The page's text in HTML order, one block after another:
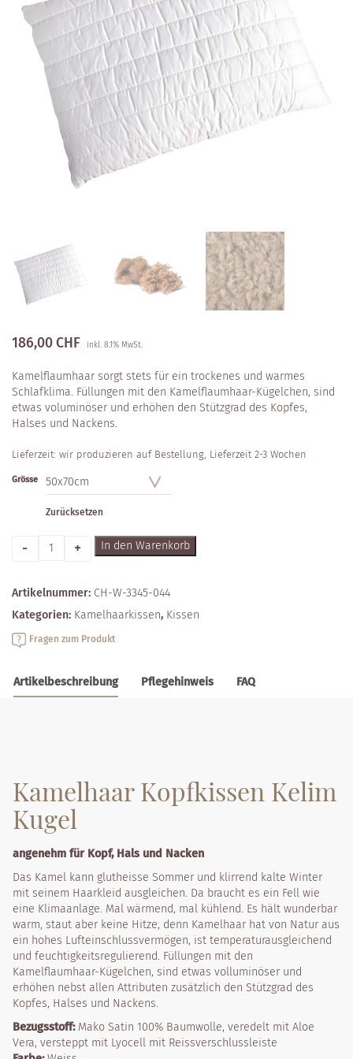
186,00CHF inkl. 8.1% MwSt.
Kamelflaumhaar sorgt stets für ein trockenes und warmes
Schlafklima. Füllungen mit den Kamelflaumhaar-Kügelchen, sind
etwas voluminöser und erhöhen den Stützgrad des Kopfes,
Halses und Nackens.
Lieferzeit: wir produzieren auf Bestellung, Lieferzeit 2-3 Wochen
Grösse
Zurücksetzen
In den Warenkorb
Artikelnummer: CH-W-3345-044
Kategorien: Kamelhaar­kissen, Kissen
Fragen zum Produkt
Artikelbeschreibung Pflegehinweis FAQ
Kamelhaar Kopfkissen Kelim
Kugel
angenehm für Kopf, Hals und Nacken
Das Kamel kann glutheisse Sommer und klirrend kalte Winter
mit seinem Haarkleid ausgleichen. Da braucht es ein Fell wie
eine Klimaanlage. Mal wärmend, mal kühlend. Es hält wunderbar
warm, staut aber keine Hitze, denn Kamelhaar hat von Natur aus
ein hohes Lufteinschlussvermögen, ist temperaturausgleichend
und feuchtigkeitsregulierend. Füllungen mit den
Kamelflaumhaar-Kügelchen, sind etwas volluminöser und
erhöhen nebst allen Attributen zusätzlich den Stützgrad des
Kopfes, Halses und Nackens.
Bezugsstoff:Mako Satin 100% Baumwolle, veredelt mit Aloe
Vera, versteppt mit Lyocell mit Reissverschlussleiste